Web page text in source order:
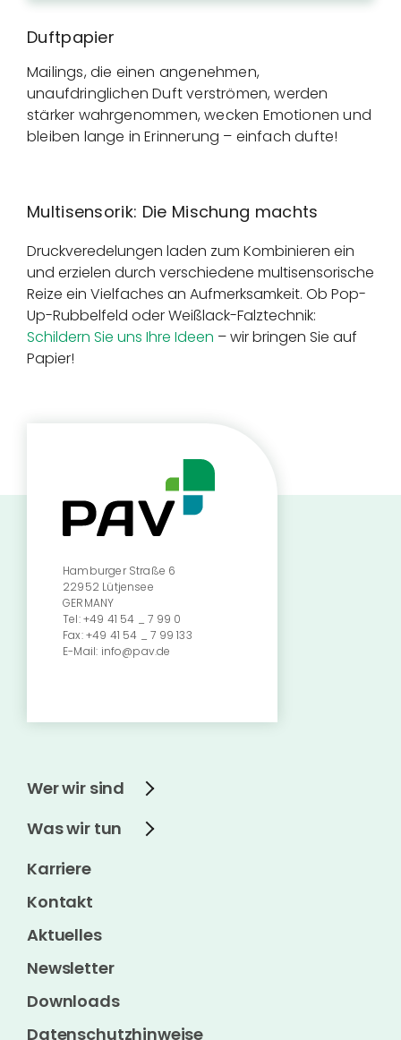
Duftpapier
Mailings, die einen angenehmen,
unaufdringlichen Duft verströmen, werden
stärker wahrgenommen, wecken Emotionen und
bleiben lange in Erinnerung – einfach dufte!
Multisensorik: Die Mischung machts
Druckveredelungen laden zum Kombinieren ein
und erzielen durch verschiedene multisensorische
Reize ein Vielfaches an Aufmerksamkeit. Ob Pop-
Up-Rubbelfeld oder Weißlack-Falztechnik:
Schildern Sie uns Ihre Ideen – wir bringen Sie auf
Papier!
Hamburger Straße 6
22952 Lütjensee
GERMANY
Tel:+49 41 54 _ 7 99 0
Fax:+49 41 54 _ 7 99 133
E-Mail: info@pav.de
Wer wir sind
Was wir tun
Karriere
Kontakt
Aktuelles
Newsletter
Downloads
Datenschutzhinweise